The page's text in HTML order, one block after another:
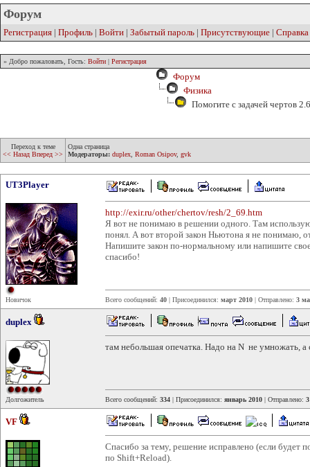
Форум
Регистрация | Профиль | Войти | Забытый пароль | Присутствующие | Справка
» Добро пожаловать, Гость: Войти | Регистрация
Форум
Физика
Помогите с задачей чертов
Переход к теме
<< Назад Вперед >>
Одна страница
Модераторы: duplex Roman Osipov, gvk
UT3Player
Новичок
http://exir.ru/other/chertov/resh/2_69.htm
Я вот не понимаю в решении одного. Там
понял. А вот второй закон Ньютона я не понимаю,
Напишите закон по-нормальному или напишите
спасибо!
Всего сообщений: 40 | Присоединился: март 2010 | Отправлено: 3
duplex
Долгожитель
там небольшая опечатка. Надо на N не умножать, а
Всего сообщений: 334 | Присоединился: январь 2010 | Отправлено:
VF
Спасибо за тему, решение исправлено (если будет
по Shift+Reload).